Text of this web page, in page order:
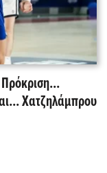
Χατζηλάμπρου